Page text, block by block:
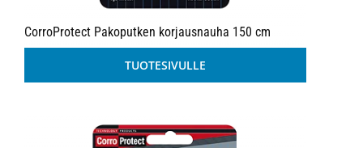
CorroProtect Pakoputken korjausnauha 150 cm
TUOTESIVULLE